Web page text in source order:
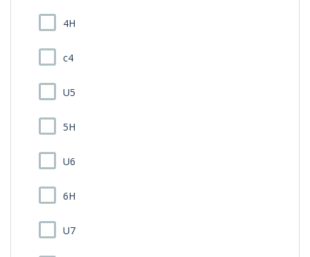
4H
c4
U5
5H
U6
6H
U7